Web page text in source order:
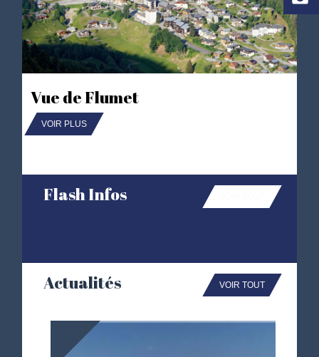
Vue de Flumet
VOIR PLUS
Flash Infos
Actualités VOIR TOUT